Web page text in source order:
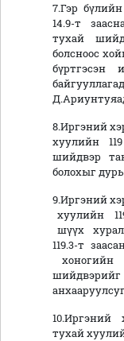
7.Гэр
14.9-т
тухай
болсноос
бүртгэсэн
8.Иргэний
хуулийн
шийдвэр
болохыг
9.Иргэний
хуулийн
шүүх
119.3-т
10.Иргэний
тухай